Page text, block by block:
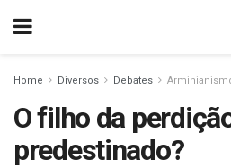
Home Diversos Debates
O filho da
predestinado?